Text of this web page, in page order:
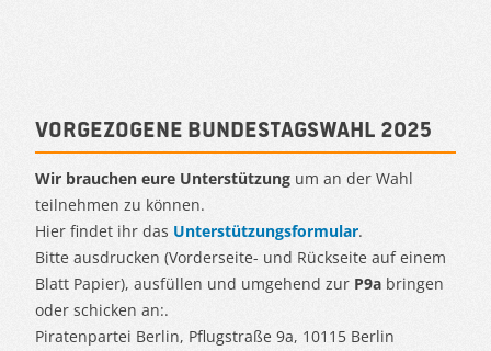
Vorgezogene Bundestagswahl 2025
Wir brauchen eure Unterstützung um an der Wahl
teilnehmen zu können.
Hier findet ihr das Unterstützungsformular.
Bitte ausdrucken (Vorderseite- und Rückseite auf einem
Blatt Papier), ausfüllen und umgehend zur P9a bringen
oder schicken an:.
Piratenpartei Berlin, Pflugstraße 9a, 10115 Berlin